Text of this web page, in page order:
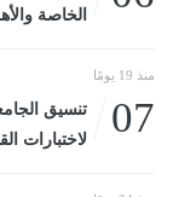
الخاصة
منذ 19 يومًا
07
لاختبارات